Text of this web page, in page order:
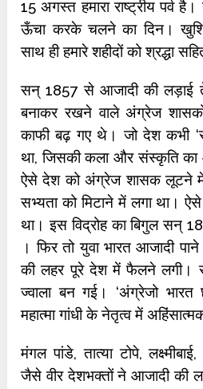
15 अगस्त हमारा राष्ट्रीय पर्व
ऊँचा करके चलने का दिन।
साथ ही हमारे शहीदों को श्रद्धा
सन् 1857 से आजादी की लड़ाई
बनाकर रखने वाले अंग्रेज
काफी बढ़ गए थे। जो देश कभी
था, जिसकी कला और संस्कृति का
ऐसे देश को अंग्रेज शासक लूटने में
सभ्यता को मिटाने में लगा था। ऐसे
था। इस विद्रोह का बिगुल सन्
। फिर तो युवा भारत आजादी
की लहर पूरे देश में फैलने लगी।
ज्वाला बन गई। ‘अंग्रेजो भारत
महात्मा गांधी के नेतृत्व में
मंगल पांडे, तात्या टोपे,
जैसे वीर देशभक्तों ने आजादी की